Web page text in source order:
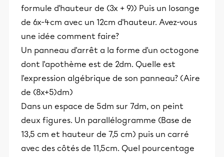
formule d'hauteur de (3x + 9)) Puis un losange
de 6x-4cm avec un 12cm d'hauteur. Avez-vous
une idée comment faire?
Un panneau d'arrêt a la forme d'un octogone
dont l'apothème est de 2dm. Quelle est
l'expression algébrique de son panneau? (Aire
de (8x+5)dm)
Dans un espace de 5dm sur 7dm, on peint
deux figures. Un parallélogramme (Base de
13,5 cm et hauteur de 7,5 cm) puis un carré
avec des côtés de 11,5cm. Quel pourcentage